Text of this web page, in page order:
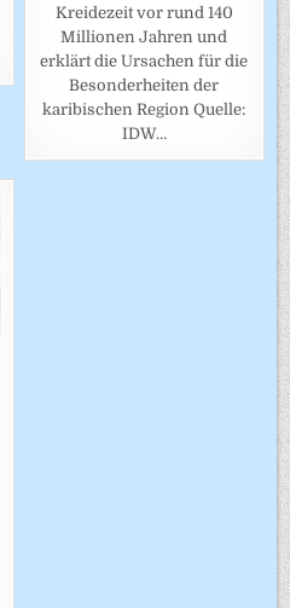
Kreidezeit vor rund 140
Millionen Jahren und
erklärt die Ursachen für die
Besonderheiten der
karibischen Region Quelle:
IDW…